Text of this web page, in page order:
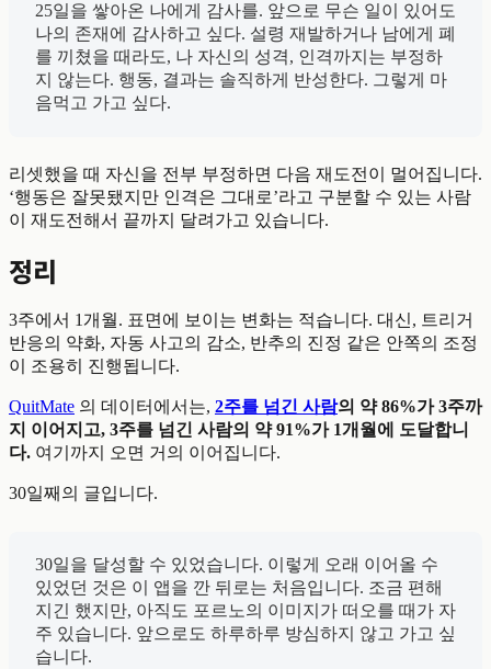
25일을 쌓아온 나에게 감사를. 앞으로 무슨 일이 있어도
나의 존재에 감사하고 싶다. 설령 재발하거나 남에게 폐
를 끼쳤을 때라도, 나 자신의 성격, 인격까지는 부정하
지 않는다. 행동, 결과는 솔직하게 반성한다. 그렇게 마
음먹고 가고 싶다.
리셋했을 때 자신을 전부 부정하면 다음 재도전이 멀어집니다.
‘행동은 잘못됐지만 인격은 그대로’라고 구분할 수 있는 사람
이 재도전해서 끝까지 달려가고 있습니다.
정리
3주에서 1개월. 표면에 보이는 변화는 적습니다. 대신, 트리거
반응의 약화, 자동 사고의 감소, 반추의 진정 같은 안쪽의 조정
이 조용히 진행됩니다.
QuitMate 의 데이터에서는, 2주를 넘긴 사람의 약 86%가 3주까
지 이어지고, 3주를 넘긴 사람의 약 91%가 1개월에 도달합니
다. 여기까지 오면 거의 이어집니다.
30일째의 글입니다.
30일을 달성할 수 있었습니다. 이렇게 오래 이어올 수
있었던 것은 이 앱을 깐 뒤로는 처음입니다. 조금 편해
지긴 했지만, 아직도 포르노의 이미지가 떠오를 때가 자
주 있습니다. 앞으로도 하루하루 방심하지 않고 가고 싶
습니다.